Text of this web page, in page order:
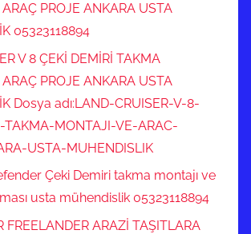
PROJE ANKARA USTA
05323118894
V 8 ÇEKİ DEMİRİ TAKMA
PROJE ANKARA USTA
Dosya adı:LAND-CRUISER-V-8-
TAKMA-MONTAJI-VE-ARAC-
USTA-MUHENDISLIK
Çeki Demiri takma montajı ve
usta mühendislik 05323118894
FREELANDER ARAZİ TAŞITLARA